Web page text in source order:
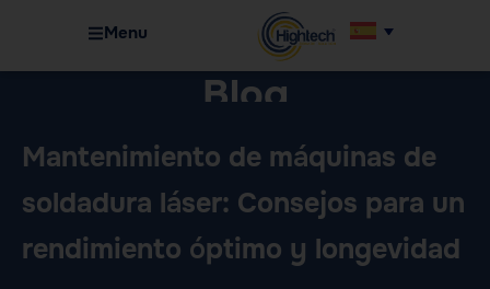
Menu
Blog
Mantenimiento de máquinas de
soldadura láser: Consejos para un
rendimiento óptimo y longevidad